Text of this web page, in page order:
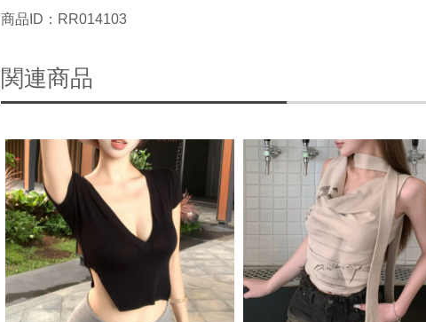
商品ID：RR014103
関連商品